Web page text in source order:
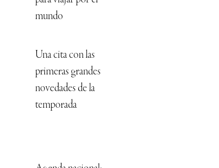
mundo
Una cita con las
primeras grandes
novedades de la
temporada